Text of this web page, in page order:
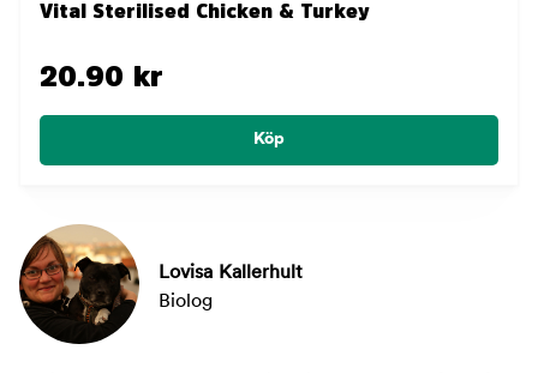
Vital Sterilised Chicken & Turkey
20.90 kr
Köp
Lovisa Kallerhult
Biolog